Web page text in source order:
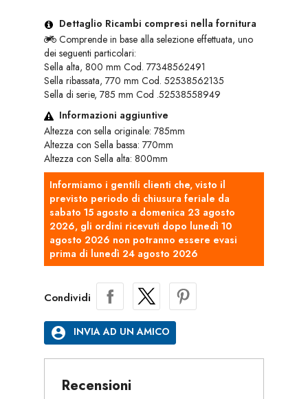
Dettaglio Ricambi compresi nella fornitura
Comprende in base alla selezione effettuata, uno
dei seguenti particolari:
Sella alta, 800 mm Cod. 77348562491
Sella ribassata, 770 mm Cod. 52538562135
Sella di serie, 785 mm Cod .52538558949
Informazioni aggiuntive
Altezza con sella originale: 785mm
Altezza con Sella bassa: 770mm
Altezza con Sella alta: 800mm
Informiamo i gentili clienti che, visto il
previsto periodo di chiusura feriale da
sabato 15 agosto a domenica 23 agosto
2026, gli ordini ricevuti dopo lunedì 10
agosto 2026 non potranno essere evasi
prima di lunedì 24 agosto 2026
Condividi
account_circle INVIA AD UN AMICO
Recensioni